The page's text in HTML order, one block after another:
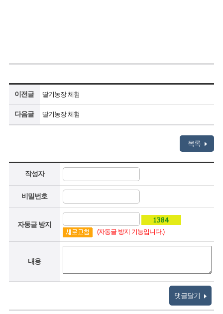
이전글 딸기농장 체험
다음글 딸기농장 체험
목록
작성자
비밀번호
자동글 방지
(자동글 방지 기능입니다.)
내용
댓글달기